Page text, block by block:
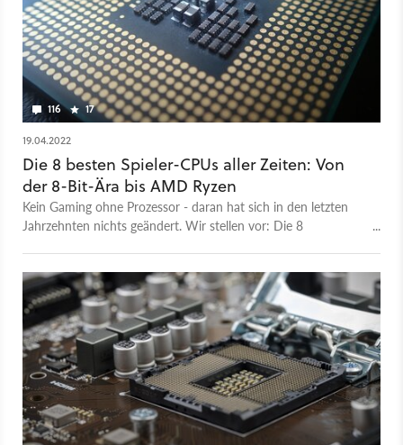
116 17
19.04.2022
Die 8 besten Spieler-CPUs aller Zeiten: Von
der 8-Bit-Ära bis AMD Ryzen
Kein Gaming ohne Prozessor - daran hat sich in den letzten
Jahrzehnten nichts geändert. Wir stellen vor: Die 8